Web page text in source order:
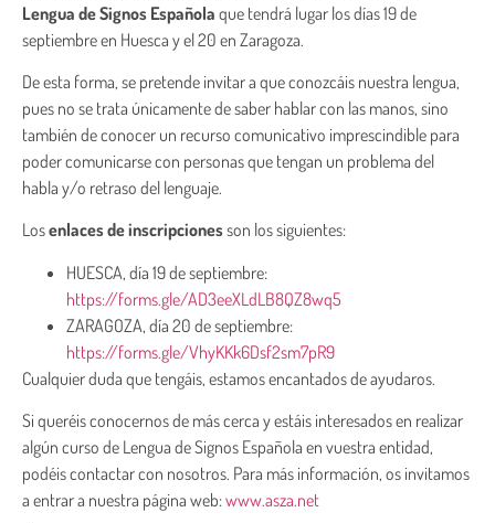
Lengua de Signos Española que tendrá lugar los días 19 de
septiembre en Huesca y el 20 en Zaragoza.
De esta forma, se pretende invitar a que conozcáis nuestra lengua,
pues no se trata únicamente de saber hablar con las manos, sino
también de conocer un recurso comunicativo imprescindible para
poder comunicarse con personas que tengan un problema del
habla y/o retraso del lenguaje.
Losenlaces de inscripcionesson los siguientes:
HUESCA, día 19 de septiembre:
https://forms.gle/AD3eeXLdLB8QZ8wq5
ZARAGOZA, día 20 de septiembre:
https://forms.gle/VhyKKk6Dsf2sm7pR9
Cualquier duda que tengáis, estamos encantados de ayudaros.
Si queréis conocernos de más cerca y estáis interesados en realizar
algún curso de Lengua de Signos Española en vuestra entidad,
podéis contactar con nosotros. Para más información, os invitamos
a entrar a nuestra página web:www.asza.net